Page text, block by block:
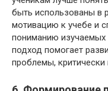
быть использованы в
мотивацию к учебе и
пониманию изучаемых
подход помогает
проблемы,